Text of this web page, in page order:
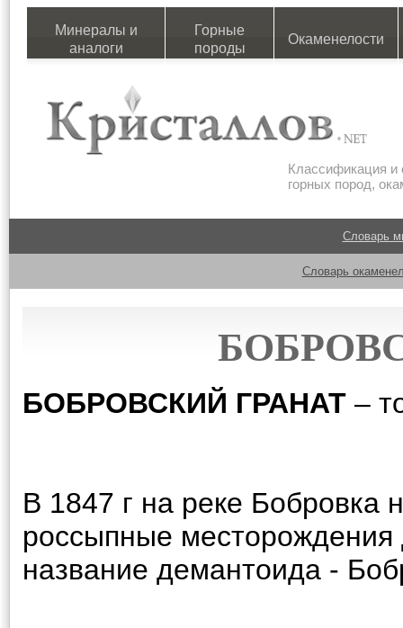
Минералы и
аналоги
Горные
породы
Окаменелости
Классификация и
горных пород,
Словарь
Словарь
БОБРОВСКИЙ ГРАНАТ –
В 1847 г на реке
россыпные
название демантоида -